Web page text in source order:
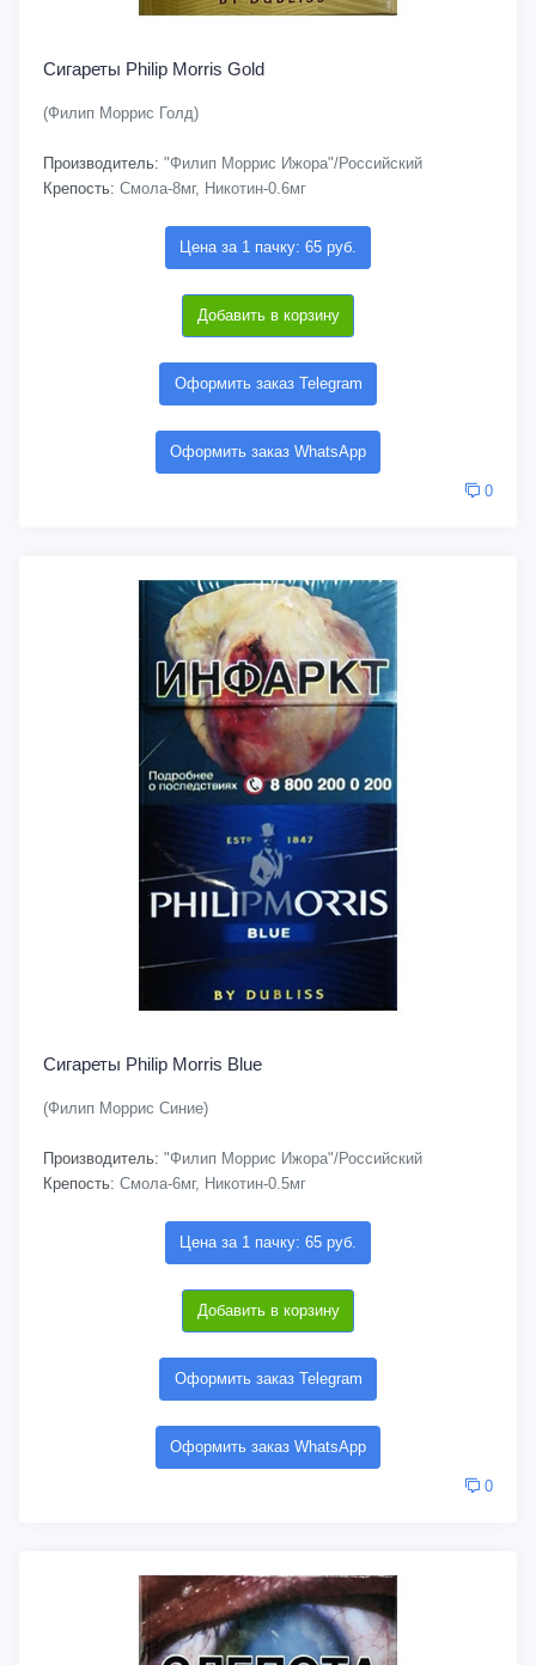
Сигареты Philip Morris Gold
(Филип Моррис Голд)
Производитель: "Филип Моррис Ижора"/Российский
Крепость: Смола-8мг, Никотин-0.6мг
Цена за 1 пачку: 65 руб.
Добавить в корзину
Оформить заказ Telegram
Оформить заказ WhatsApp
0
Сигареты Philip Morris Blue
(Филип Моррис Синие)
Производитель: "Филип Моррис Ижора"/Российский
Крепость: Смола-6мг, Никотин-0.5мг
Цена за 1 пачку: 65 руб.
Добавить в корзину
Оформить заказ Telegram
Оформить заказ WhatsApp
0